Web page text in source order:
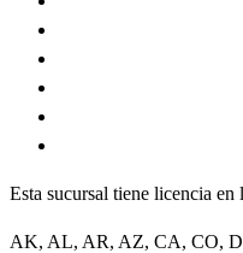
Esta sucursal tiene licencia en
AK, AL, AR, AZ, CA, CO,